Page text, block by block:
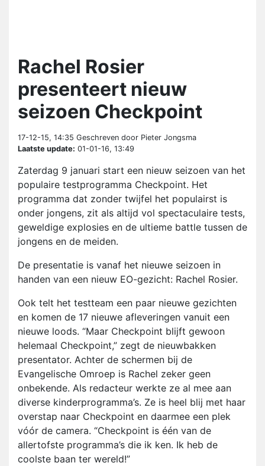
Rachel Rosier
presenteert nieuw
seizoen Checkpoint
17-12-15, 14:35 Geschreven door Pieter Jongsma
Laatste update: 01-01-16, 13:49
Zaterdag 9 januari start een nieuw seizoen van het
populaire testprogramma Checkpoint. Het
programma dat zonder twijfel het populairst is
onder jongens, zit als altijd vol spectaculaire tests,
geweldige explosies en de ultieme battle tussen de
jongens en de meiden.
De presentatie is vanaf het nieuwe seizoen in
handen van een nieuw EO-gezicht: Rachel Rosier.
Ook telt het testteam een paar nieuwe gezichten
en komen de 17 nieuwe afleveringen vanuit een
nieuwe loods. “Maar Checkpoint blijft gewoon
helemaal Checkpoint,” zegt de nieuwbakken
presentator. Achter de schermen bij de
Evangelische Omroep is Rachel zeker geen
onbekende. Als redacteur werkte ze al mee aan
diverse kinderprogramma’s. Ze is heel blij met haar
overstap naar Checkpoint en daarmee een plek
vóór de camera. “Checkpoint is één van de
allertofste programma’s die ik ken. Ik heb de
coolste baan ter wereld!”